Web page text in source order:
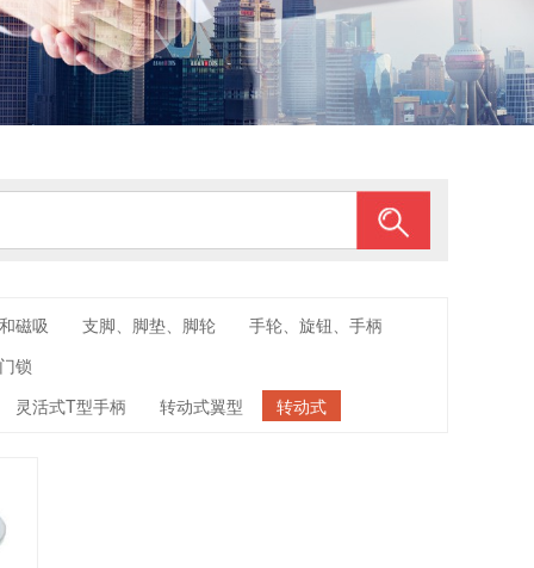
磁吸 支脚、脚垫、脚轮
手轮、旋钮、手柄
锁
灵活式T型手柄
转动式翼型 转动式